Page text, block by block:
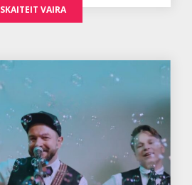
SKAITEIT VAIRA